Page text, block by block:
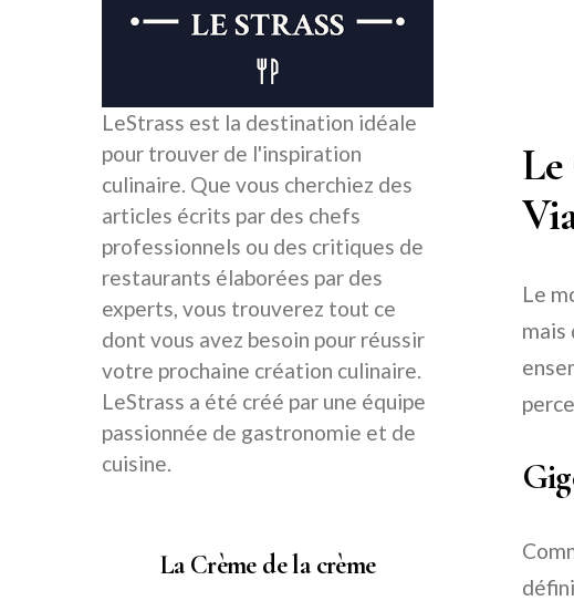
Le
Le
mais
LeStrass est la destination idéale
pour trouver de l'inspiration
culinaire. Que vous cherchiez des
articles écrits par des chefs
professionnels ou des critiques de
restaurants élaborées par des
experts, vous trouverez tout ce
dont vous avez besoin pour réussir
votre prochaine création culinaire.
LeStrass a été créé par une équipe
passionnée de gastronomie et de
cuisine.
La Crème de la crème